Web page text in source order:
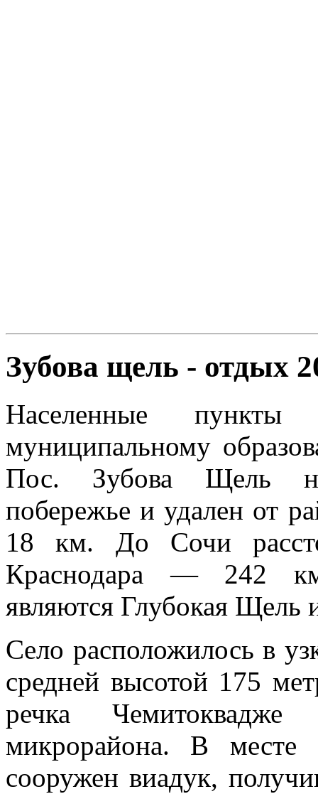
Зубова щель - отдых
Населенные пункты
муниципальному
Пос. Зубова Щель
побережье и удален от
18 км. До Сочи
Краснодара — 242
являются Глубокая Щель
Село расположилось в
средней высотой 175
речка Чемитоквадже
микрорайона. В
сооружен виадук,